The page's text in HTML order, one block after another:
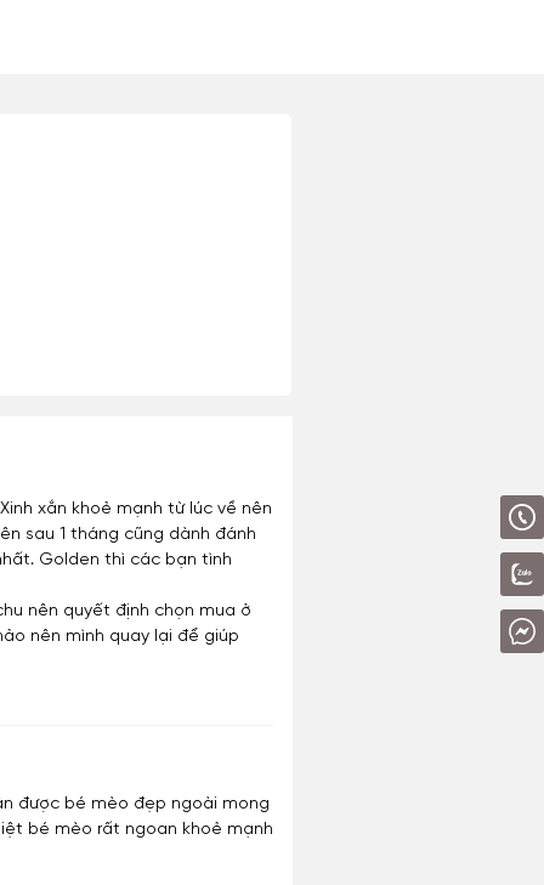
xắn khoẻ mạnh từ lúc về nên
sau 1 tháng cũng dành đánh
Golden thì các bạn tình
nên quyết định chọn mua ở
nên mình quay lại để giúp
được bé mèo đẹp ngoài mong
bé mèo rất ngoan khoẻ mạnh